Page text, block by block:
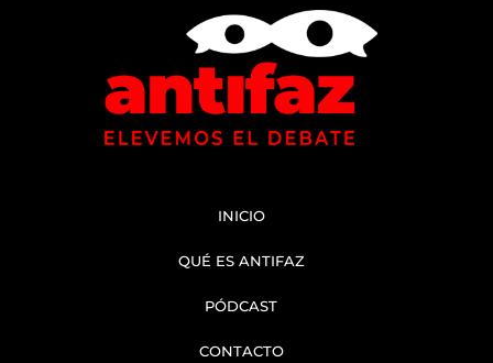
INICIO
QUÉ ES ANTIFAZ
PÓDCAST
CONTACTO